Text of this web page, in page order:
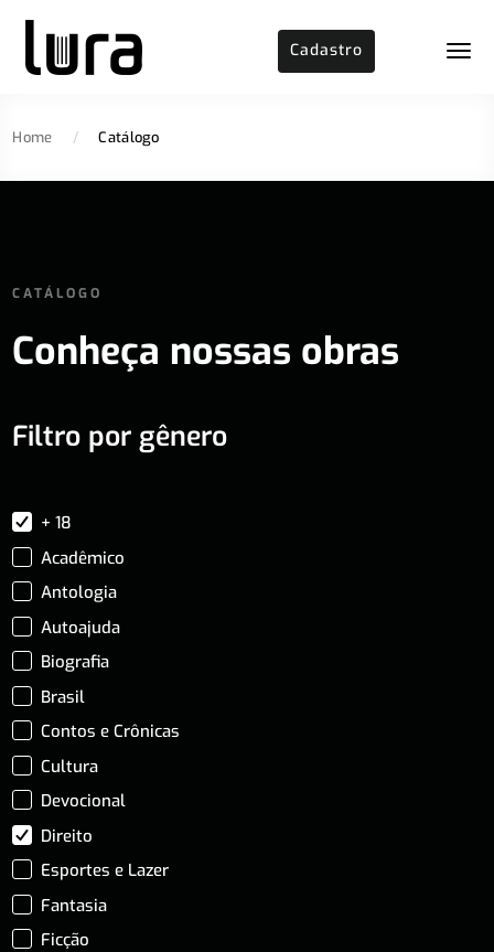
Cadastro
Home / Catálogo
CATÁLOGO
Conheça nossas obras
Filtro por gênero
+ 18
Acadêmico
Antologia
Autoajuda
Biografia
Brasil
Contos e Crônicas
Cultura
Devocional
Direito
Esportes e Lazer
Fantasia
Ficção